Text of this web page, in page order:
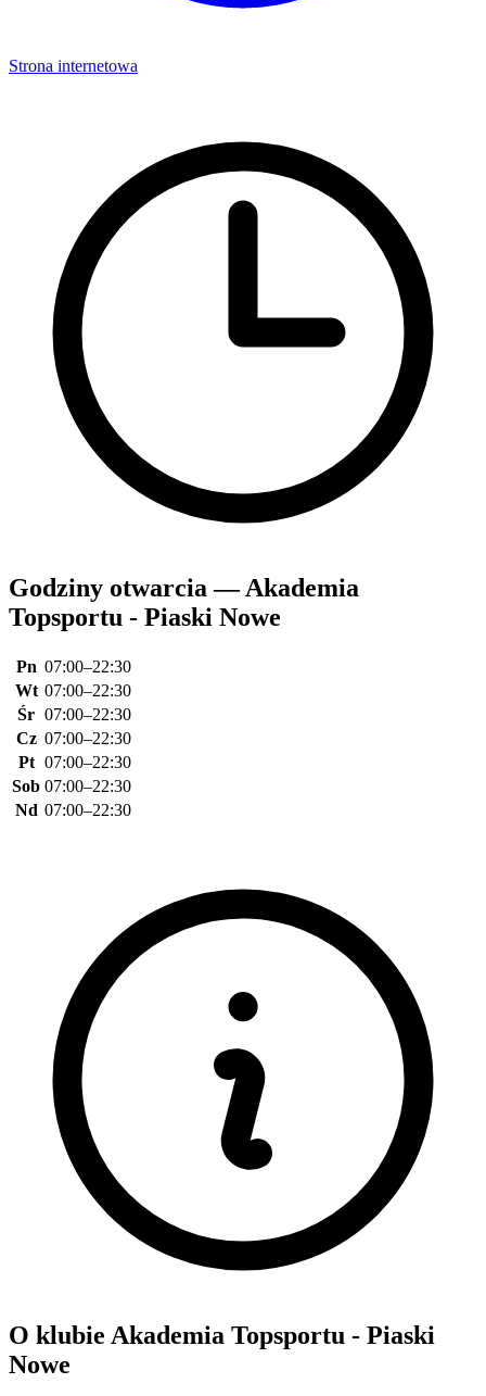
Strona internetowa
Godziny otwarcia — Akademia
Topsportu - Piaski Nowe
Pn 07:00–22:30
Wt 07:00–22:30
Śr 07:00–22:30
Cz 07:00–22:30
Pt 07:00–22:30
Sob 07:00–22:30
Nd 07:00–22:30
O klubie Akademia Topsportu - Piaski
Nowe